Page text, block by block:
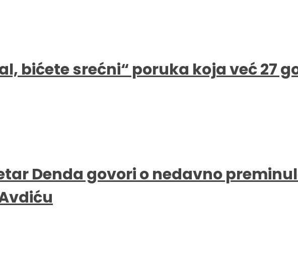
bićete srećni“ poruka koja već 27
Denda govori o nedavno